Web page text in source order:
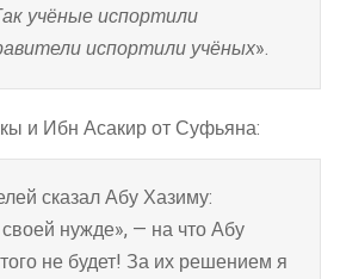
учёные испортили
испортили учёных».
и Ибн Асакир от Суфьяна:
сказал Абу Хазиму:
нужде», — на что Абу
не будет! За их решением я